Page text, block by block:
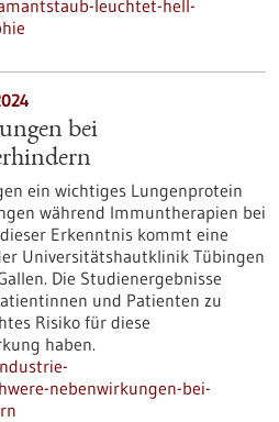
leuchtet-hell-
bei
ein wichtiges Lungenprotein
während Immuntherapien bei
Erkenntnis kommt eine
Universitätshautklinik Tübingen
Die Studienergebnisse
und Patienten zu
Risiko für diese
haben.
nebenwirkungen-bei-